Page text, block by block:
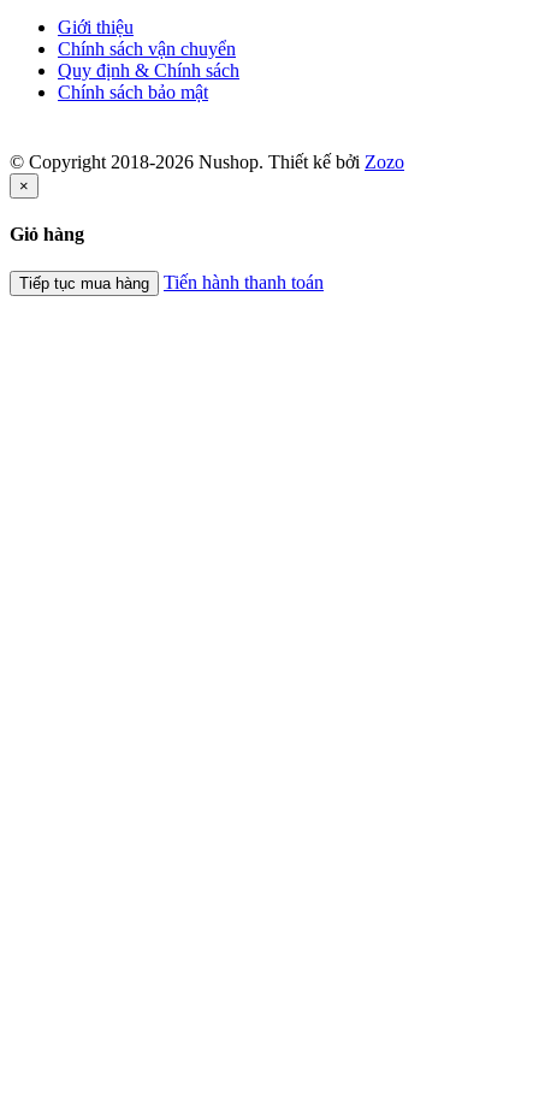
Giới thiệu
Chính sách vận chuyển
Quy định & Chính sách
Chính sách bảo mật
© Copyright 2018-2026 Nushop. Thiết kế bởi Zozo
×
Giỏ hàng
Tiếp tục mua hàng Tiến hành thanh toán